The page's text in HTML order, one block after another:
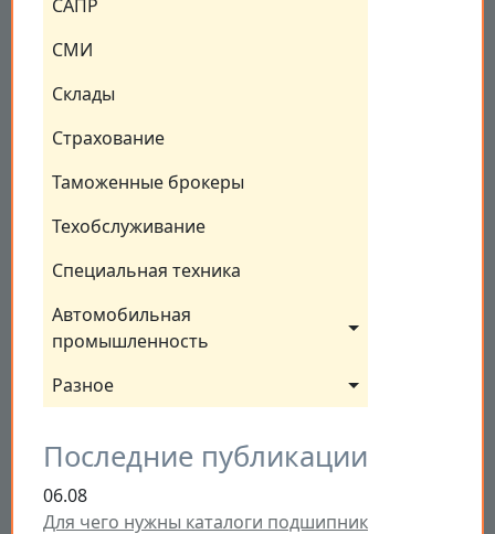
САПР
СМИ
Склады
Страхование
Таможенные брокеры
Техобслуживание
Специальная техника
Автомобильная
промышленность
Разное
Последние публикации
06.08
Для чего нужны каталоги подшипник